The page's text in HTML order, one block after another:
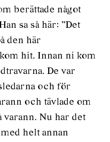
berättade något
sa så här: ”Det
den här
hit. Innan ni kom
De var
och för
och tävlade om
varann. Nu har det
helt annan